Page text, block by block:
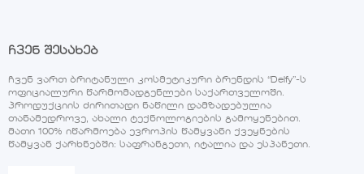
ჩვენ შესახებ
ჩვენ ვართ ბრიტანული კოსმეტიკური ბრენდის “Delfy”-ს
ოფიციალური წარმომადგენლები საქართველოში.
პროდუქციის ძირითადი ნაწილი დამზადებულია
თანამედროვე, ახალი ტექნოლოგიების გამოყენებით.
მათი 100% იწარმოება ევროპის წამყვანი ქვეყნების
წამყვან ქარხნებში: საფრანგეთი, იტალია და ესპანეთი.